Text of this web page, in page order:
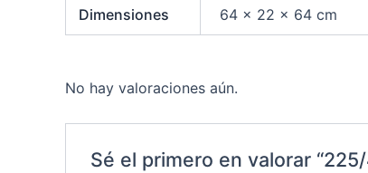
Dimensiones 64 × 22 × 64 cm
No hay valoraciones aún.
Sé el primero en valorar